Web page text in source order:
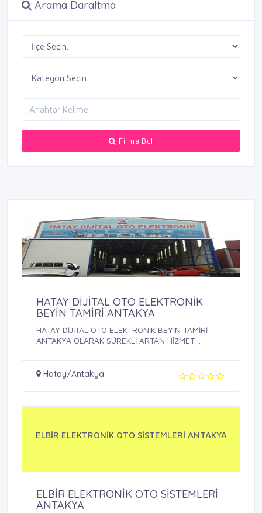
Arama Daraltma
Firma Bul
HATAY DİJİTAL OTO ELEKTRONİK
BEYİN TAMİRİ ANTAKYA
HATAY DİJİTAL OTO ELEKTRONİK BEYİN TAMİRİ
ANTAKYA OLARAK SÜREKLİ ARTAN HİZMET
Hatay/Antakya
ELBİR ELEKTRONİK OTO SİSTEMLERİ ANTAKYA
ELBİR ELEKTRONİK OTO SİSTEMLERİ
ANTAKYA